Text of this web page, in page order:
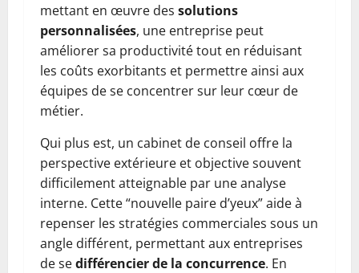
mettant en œuvre des solutions
personnalisées, une entreprise peut
améliorer sa productivité tout en réduisant
les coûts exorbitants et permettre ainsi aux
équipes de se concentrer sur leur cœur de
métier.
Qui plus est, un cabinet de conseil offre la
perspective extérieure et objective souvent
difficilement atteignable par une analyse
interne. Cette “nouvelle paire d’yeux” aide à
repenser les stratégies commerciales sous un
angle différent, permettant aux entreprises
de sedifférencier de la concurrence. En